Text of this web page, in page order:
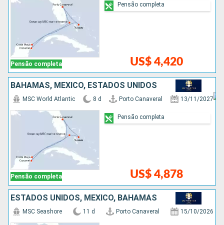
Pensão completa US$ 4,420
Pensão completa
BAHAMAS, MÉXICO, ESTADOS UNIDOS
Pensão completa
MSC World Atlantic 8 d Porto Canaveral 13/11/2027
US$ 4,878
Pensão completa
ESTADOS UNIDOS, MÉXICO, BAHAMAS
MSC Seashore 11 d Porto Canaveral 15/10/2026